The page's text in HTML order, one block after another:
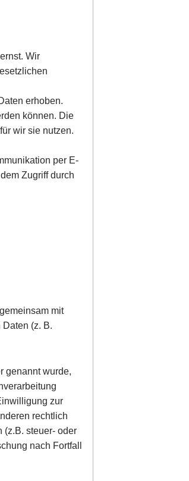
Wir
erhoben.
können. Die
wir sie nutzen.
per E-
Zugriff durch
mit
(z. B.
genannt wurde,
zur
rechtlich
steuer- oder
nach Fortfall